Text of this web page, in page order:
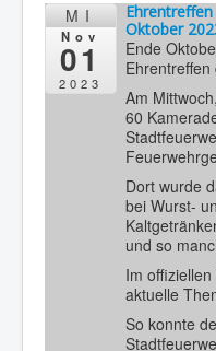
MI
Nov
01
2023
Oktober
Ende
Am
60
Dort wurde
bei Wurst-
und so
Im
aktuelle
So konnte